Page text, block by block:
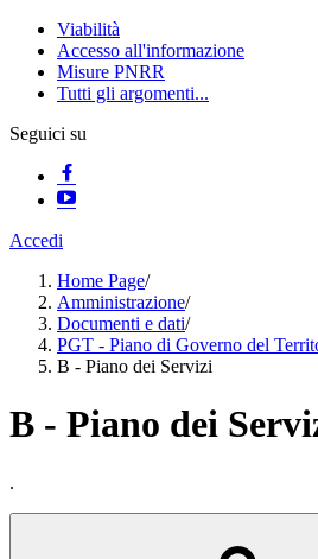
Viabilità
Accesso all'informazione
Misure PNRR
Tutti gli argomenti...
Seguici su
Accedi
Home Page/
Amministrazione/
Documenti e dati/
PGT - Piano di Governo del
B - Piano dei Servizi
B - Piano dei
.